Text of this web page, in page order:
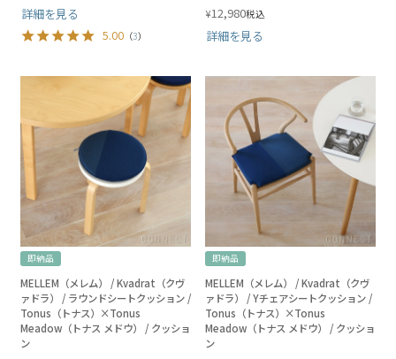
詳細を見る
5.00 （3）
¥12,980税込
詳細を見る
即納品
MELLEM（メレム） / Kvadrat（クヴ
ァドラ） / ラウンドシートクッション /
Tonus（トナス）×Tonus
Meadow（トナス メドウ） / クッショ
ン
即納品
MELLEM（メレム） / Kvadrat（クヴ
ァドラ） / Yチェアシートクッション /
Tonus（トナス）×Tonus
Meadow（トナス メドウ） / クッショ
ン